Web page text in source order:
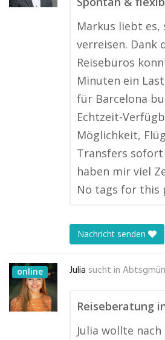
Markus liebt es,
verreisen. Dank
Reisebüros
Minuten ein
für Barcelona
Echtzeit-
Möglichkeit,
Transfers
haben mir viel
No tags for this
Nachricht senden
online Julia sucht in
Reiseberatung
Julia wollte